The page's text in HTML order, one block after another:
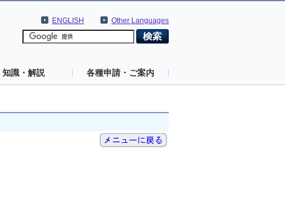
Other Languages
ENGLISH
知識・解説 各種申請・ご案内